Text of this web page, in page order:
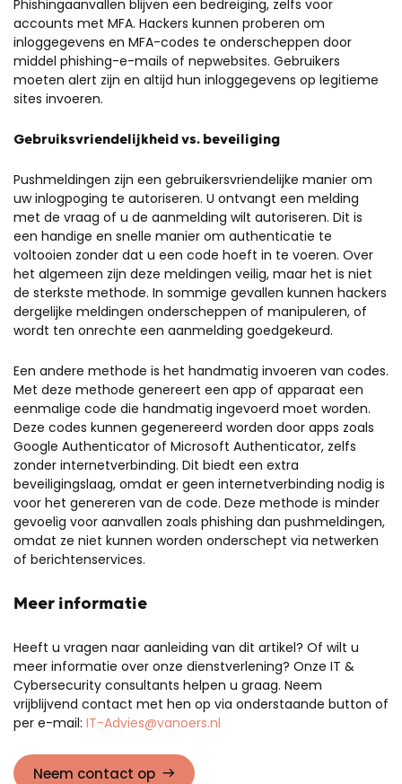
Phishingaanvallen blijven een bedreiging, zelfs voor
accounts met MFA. Hackers kunnen proberen om
inloggegevens en MFA-codes te onderscheppen door
middel phishing-e-mails of nepwebsites. Gebruikers
moeten alert zijn en altijd hun inloggegevens op legitieme
sites invoeren.
Gebruiksvriendelijkheid vs. beveiliging
Pushmeldingen zijn een gebruikersvriendelijke manier om
uw inlogpoging te autoriseren. U ontvangt een melding
met de vraag of u de aanmelding wilt autoriseren. Dit is
een handige en snelle manier om authenticatie te
voltooien zonder dat u een code hoeft in te voeren. Over
het algemeen zijn deze meldingen veilig, maar het is niet
de sterkste methode. In sommige gevallen kunnen hackers
dergelijke meldingen onderscheppen of manipuleren, of
wordt ten onrechte een aanmelding goedgekeurd.
Een andere methode is het handmatig invoeren van codes.
Met deze methode genereert een app of apparaat een
eenmalige code die handmatig ingevoerd moet worden.
Deze codes kunnen gegenereerd worden door apps zoals
Google Authenticator of Microsoft Authenticator, zelfs
zonder internetverbinding. Dit biedt een extra
beveiligingslaag, omdat er geen internetverbinding nodig is
voor het genereren van de code. Deze methode is minder
gevoelig voor aanvallen zoals phishing dan pushmeldingen,
omdat ze niet kunnen worden onderschept via netwerken
of berichtenservices.
Meer informatie
Heeft u vragen naar aanleiding van dit artikel? Of wilt u
meer informatie over onze dienstverlening? Onze IT &
Cybersecurity consultants helpen u graag. Neem
vrijblijvend contact met hen op via onderstaande button of
per e-mail: IT-Advies@vanoers.nl
Neem contact op